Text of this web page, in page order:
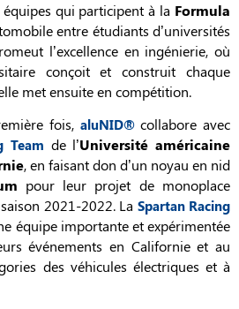
qui participent à la Formula
entre étudiants d’universités
l’excellence en ingénierie, où
conçoit et construit chaque
met ensuite en compétition.
fois, aluNID®collabore avec
Team de l’Université américaine
, en faisant don d’un noyau en nid
pour leur projet de monoplace
2021-2022. La Spartan Racing
équipe importante et expérimentée
événements en Californie et au
des véhicules électriques et à